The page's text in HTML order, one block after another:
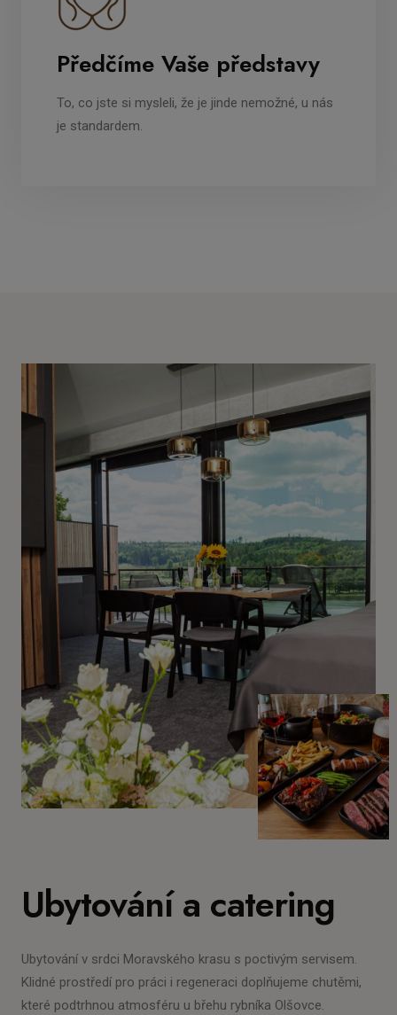
Předčíme Vaše představy
To, co jste si mysleli, že je jinde nemožné, u nás
je standardem.
Ubytování a catering
Ubytování v srdci Moravského krasu s poctivým servisem.
Klidné prostředí pro práci i regeneraci doplňujeme chutěmi,
které podtrhnou atmosféru u břehu rybníka Olšovce.